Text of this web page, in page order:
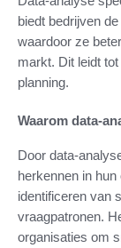
biedt bedrijven
waardoor ze
markt. Dit leidt
planning.
Waarom data-
Door data-
herkennen in
identificeren van
vraagpatronen.
organisaties om